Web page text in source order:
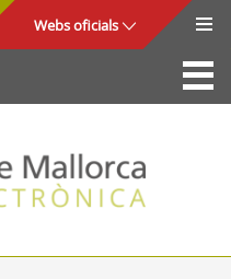
Webs oficials
La Seu
Consell de Mallorca
Accés i seguretat
Utilitats